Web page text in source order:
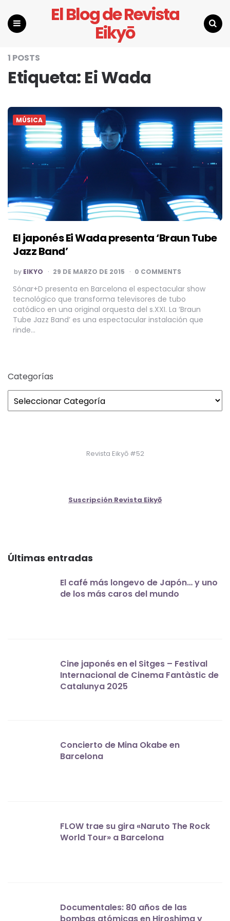
El Blog de Revista
Eikyō
1 POSTS
Etiqueta: Ei Wada
MÚSICA
El japonés Ei Wada presenta ‘Braun Tube
Jazz Band’
POSTED
BY
by EIKYO 29 DE MARZO DE 2015 0 COMMENTS
Sónar+D presenta en Barcelona el espectacular show
tecnológico que transforma televisores de tubo
catódico en una original orquesta del s.XXI. La ‘Braun
Tube Jazz Band’ es una espectacular instalación que
rinde…
Categorías
Revista Eikyō #52
Suscripción Revista Eikyō
Últimas entradas
El café más longevo de Japón… y uno
de los más caros del mundo
Cine japonés en el Sitges – Festival
Internacional de Cinema Fantàstic de
Catalunya 2025
Concierto de Mina Okabe en
Barcelona
FLOW trae su gira «Naruto The Rock
World Tour» a Barcelona
Documentales: 80 años de las
bombas atómicas en Hiroshima y